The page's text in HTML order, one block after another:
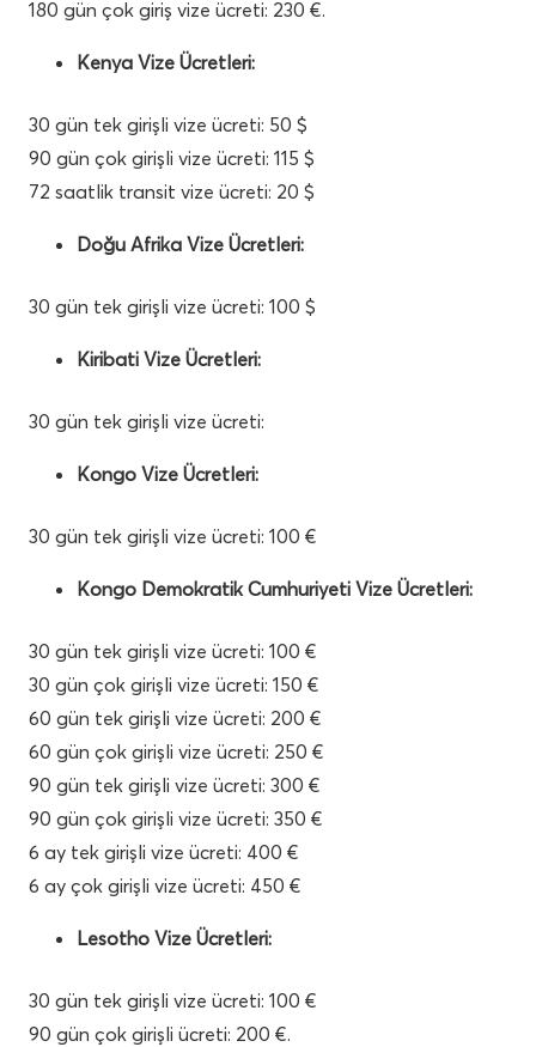
180 gün çok giriş vize ücreti: 230 €.
Kenya Vize Ücretleri:
30 gün tek girişli vize ücreti: 50 $
90 gün çok girişli vize ücreti: 115 $
72 saatlik transit vize ücreti: 20 $
Doğu Afrika Vize Ücretleri:
30 gün tek girişli vize ücreti: 100 $
Kiribati Vize Ücretleri:
30 gün tek girişli vize ücreti:
Kongo Vize Ücretleri:
30 gün tek girişli vize ücreti: 100 €
Kongo Demokratik Cumhuriyeti Vize Ücretleri:
30 gün tek girişli vize ücreti: 100 €
30 gün çok girişli vize ücreti: 150 €
60 gün tek girişli vize ücreti: 200 €
60 gün çok girişli vize ücreti: 250 €
90 gün tek girişli vize ücreti: 300 €
90 gün çok girişli vize ücreti: 350 €
6 ay tek girişli vize ücreti: 400 €
6 ay çok girişli vize ücreti: 450 €
Lesotho Vize Ücretleri:
30 gün tek girişli vize ücreti: 100 €
90 gün çok girişli ücreti: 200 €.